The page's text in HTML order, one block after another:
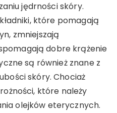
jędrności skóry.
które pomagają
zmniejszają
dobre krążenie
są również znane z
skóry. Chociaż
które należy
olejków eterycznych.